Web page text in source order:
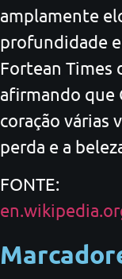
amplamente
profundidade
Fortean Times
afirmando que
coração várias
perda e a
FONTE: